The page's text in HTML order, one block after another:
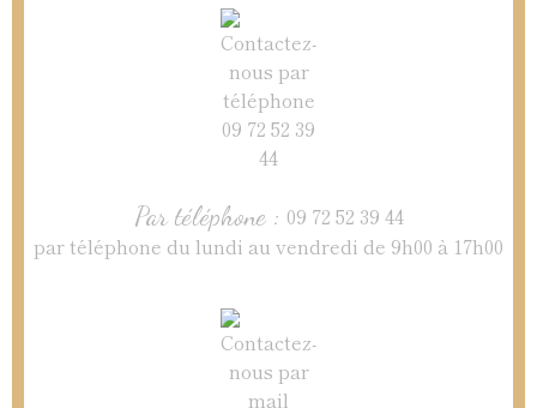
Par téléphone : 09 72 52 39 44
par téléphone du lundi au vendredi de 9h00 à 17h00